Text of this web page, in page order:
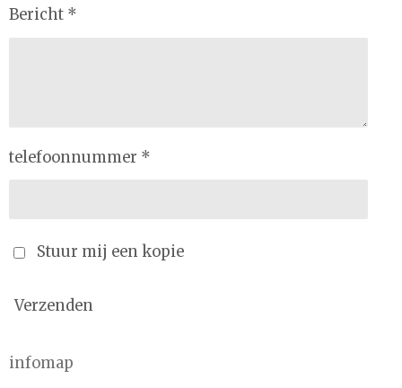
Bericht *
telefoonnummer *
Stuur mij een kopie
Verzenden
infomap